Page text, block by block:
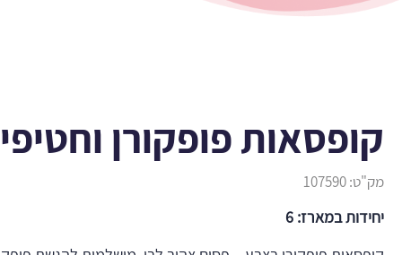
קופסאות פופקורן
מק"ט:107590
יחידות במארז: 6